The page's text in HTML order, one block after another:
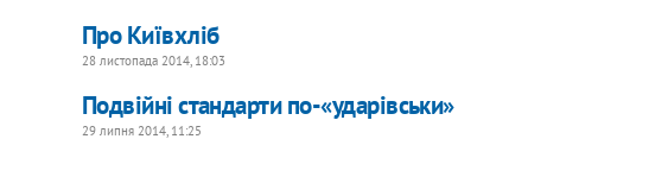
Про Київхліб
28 листопада 2014, 18:03
Подвійні стандарти по-«ударівськи»
29 липня 2014, 11:25